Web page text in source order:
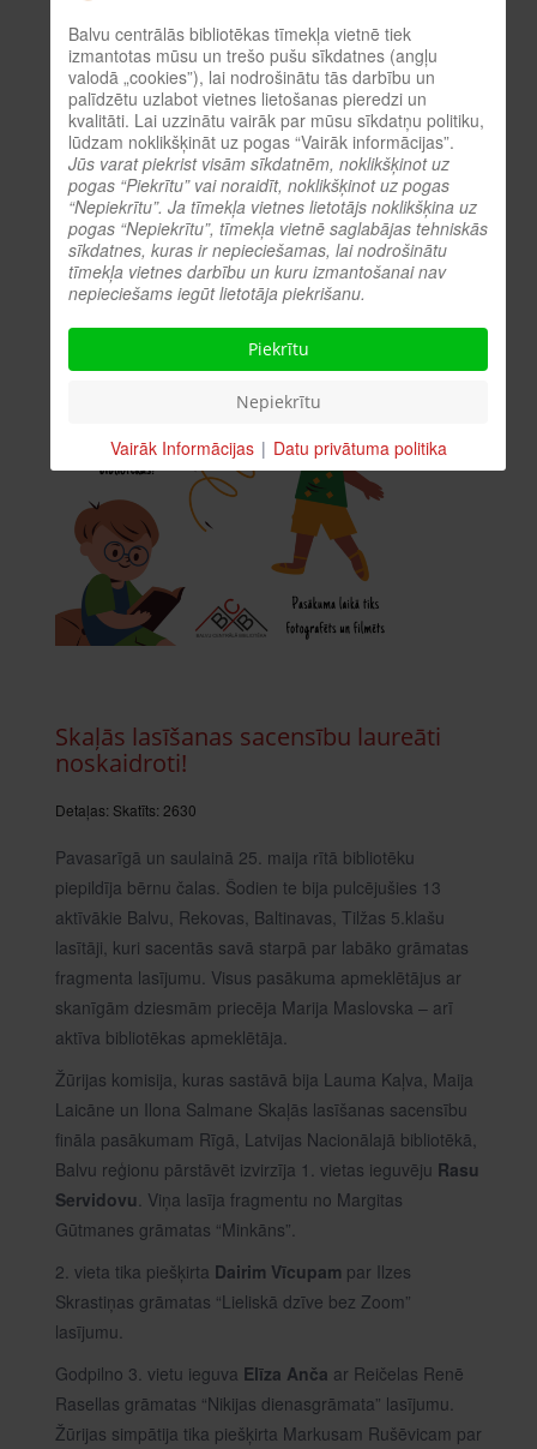
Iegriez vasaru ar rotaļām 1.jūnijā!
Detaļas:Skatīts: 2530
Skaļās lasīšanas sacensību laureāti
noskaidroti!
Detaļas: Skatīts: 2630
Pavasarīgā un saulainā 25. maija rītā bibliotēku
piepildīja bērnu čalas. Šodien te bija pulcējušies 13
aktīvākie Balvu, Rekovas, Baltinavas, Tilžas 5.klašu
lasītāji, kuri sacentās savā starpā par labāko grāmatas
fragmenta lasījumu. Visus pasākuma apmeklētājus ar
skanīgām dziesmām priecēja Marija Maslovska – arī
aktīva bibliotēkas apmeklētāja.
Žūrijas komisija, kuras sastāvā bija Lauma Kaļva, Maija
Laicāne un Ilona Salmane Skaļās lasīšanas sacensību
fināla pasākumam Rīgā, Latvijas Nacionālajā bibliotēkā,
Balvu reģionu pārstāvēt izvirzīja 1. vietas ieguvēju Rasu
Servidovu . Viņa lasīja fragmentu no Margitas
Gūtmanes grāmatas “Minkāns”.
2. vieta tika piešķirta Dairim Vīcupam par Ilzes
Skrastiņas grāmatas “Lieliskā dzīve bez Zoom”
lasījumu.
Godpilno 3. vietu ieguva Elīza Anča ar Reičelas Renē
Rasellas grāmatas “Nikijas dienasgrāmata” lasījumu.
Žūrijas simpātija tika piešķirta Markusam Rušēvicam par
Balvu centrālās bibliotēkas tīmekļa vietnē tiek
izmantotas mūsu un trešo pušu sīkdatnes (angļu
valodā „cookies”), lai nodrošinātu tās darbību un
palīdzētu uzlabot vietnes lietošanas pieredzi un
kvalitāti. Lai uzzinātu vairāk par mūsu sīkdatņu politiku,
lūdzam noklikšķināt uz pogas “Vairāk informācijas”.
Jūs varat piekrist visām sīkdatnēm, noklikšķinot uz
pogas “Piekrītu” vai noraidīt, noklikšķinot uz pogas
“Nepiekrītu”. Ja tīmekļa vietnes lietotājs noklikšķina uz
pogas “Nepiekrītu”, tīmekļa vietnē saglabājas tehniskās
sīkdatnes, kuras ir nepieciešamas, lai nodrošinātu
tīmekļa vietnes darbību un kuru izmantošanai nav
nepieciešams iegūt lietotāja piekrišanu.
Piekrītu
Nepiekrītu
Vairāk Informācijas | Datu privātuma politika